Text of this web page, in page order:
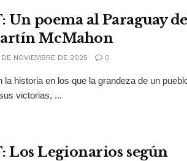
Un poema al Paraguay
McMahon
NOVIEMBRE DE 2025 0
la historia en los que la grandeza de un
victorias, ...
Los Legionarios según